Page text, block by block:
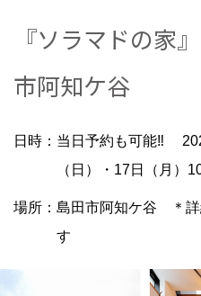
『ソラマドの家
市阿知ケ谷
日時：当日予約も可能‼
（日）・17日（月）
場所：島田市阿知ケ谷 ＊詳
す